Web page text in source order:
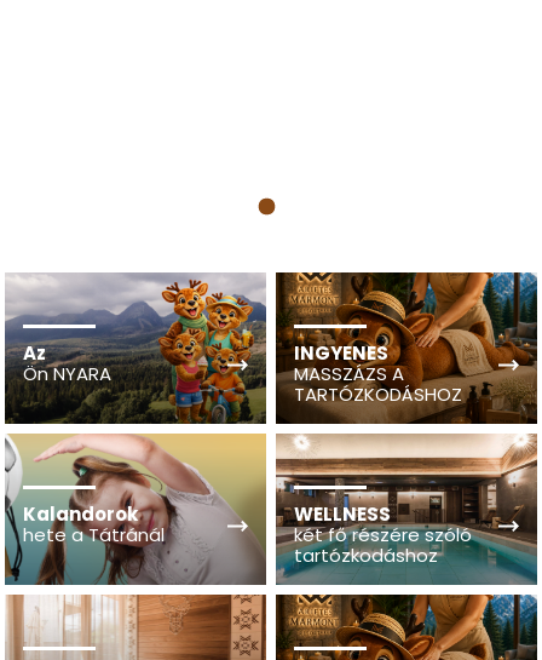
1
Az
Ön NYARA
INGYENES
MASSZÁZS A
TARTÓZKODÁSHOZ
Kalandorok
hete a Tátránál
WELLNESS
két fő részére szóló
tartózkodáshoz